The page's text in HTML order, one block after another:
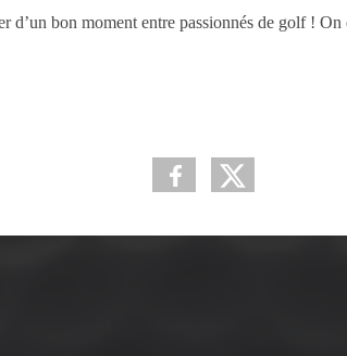
bon moment entre passionnés de golf !